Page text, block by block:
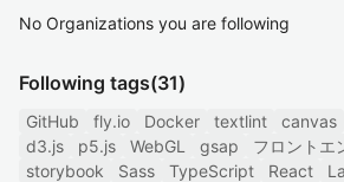
No Organizations you are following
Following tags(31)
GitHub fly.io Docker textlint canvas
d3.js
p5.js WebGL gsap フロントエ
storybook
Sass TypeScript React